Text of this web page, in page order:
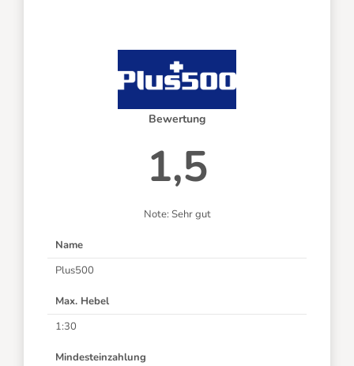
Bewertung
1,5
Note: Sehr gut
Name
Plus500
Max. Hebel
1:30
Mindesteinzahlung